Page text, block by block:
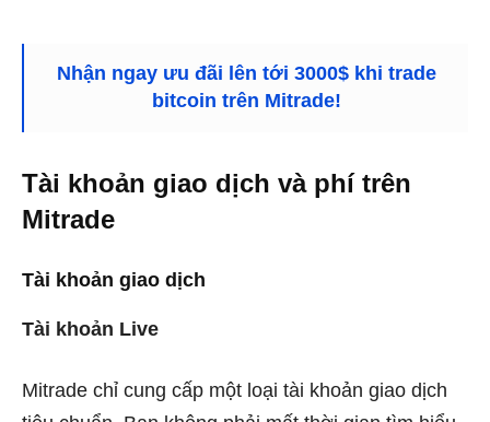
Nhận ngay ưu đãi lên tới 3000$ khi trade
bitcoin trên Mitrade!
Tài khoản giao dịch và phí trên
Mitrade
Tài khoản giao dịch
Tài khoản Live
Mitrade chỉ cung cấp một loại tài khoản giao dịch